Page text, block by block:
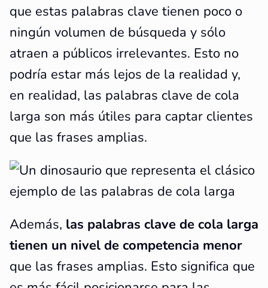
que estas palabras clave tienen poco o
ningún volumen de búsqueda y sólo
atraen a públicos irrelevantes. Esto no
podría estar más lejos de la realidad y,
en realidad, las palabras clave de cola
larga son más útiles para captar clientes
que las frases amplias.
Además, las palabras clave de cola larga
tienen un nivel de competencia menor
que las frases amplias. Esto significa que